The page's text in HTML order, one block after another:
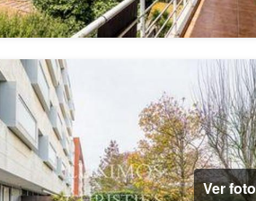
Ver foto